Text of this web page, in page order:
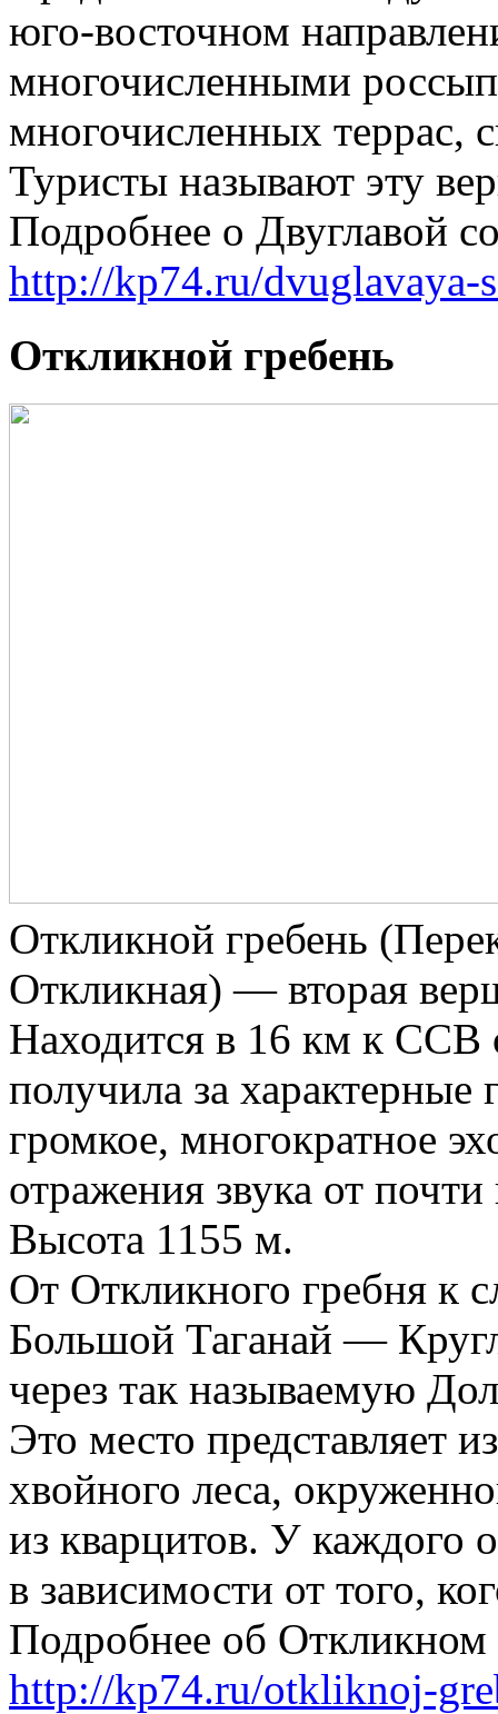
юго-восточном
многочисленными
многочисленных террас,
Туристы называют эту
Подробнее о Двуглавой
http://kp74.ru/dvuglavaya-
Откликной гребень
Откликной гребень
Откликная) — вторая
Находится в 16 км к ССВ
получила за характерные
громкое, многократное
отражения звука от
Высота 1155 м.
От Откликного гребня к
Большой Таганай —
через так называемую
Это место представляет
хвойного леса,
из кварцитов. У каждого
в зависимости от того,
Подробнее об Откликном
http://kp74.ru/otkliknoj-